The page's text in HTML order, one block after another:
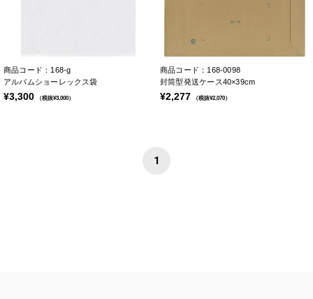
商品コード：168-g
アルバムショーレックス袋
¥3,300 （税抜¥3,000）
商品コード：168-0098
封筒型発送ケース40×39cm
¥2,277 （税抜¥2,070）
1